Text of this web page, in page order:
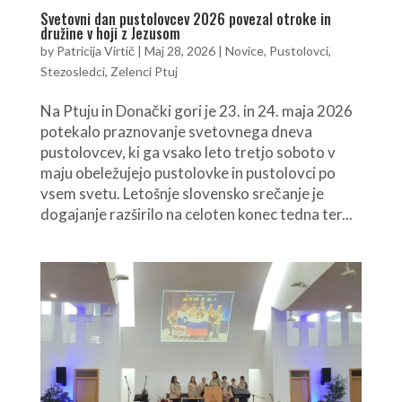
Svetovni dan pustolovcev 2026 povezal otroke in
družine v hoji z Jezusom
by Patricija Virtič| Maj 28, 2026| Novice, Pustolovci,
Stezosledci, Zelenci Ptuj
Na Ptuju in Donački gori je 23. in 24. maja 2026
potekalo praznovanje svetovnega dneva
pustolovcev, ki ga vsako leto tretjo soboto v
maju obeležujejo pustolovke in pustolovci po
vsem svetu. Letošnje slovensko srečanje je
dogajanje razširilo na celoten konec tedna ter...